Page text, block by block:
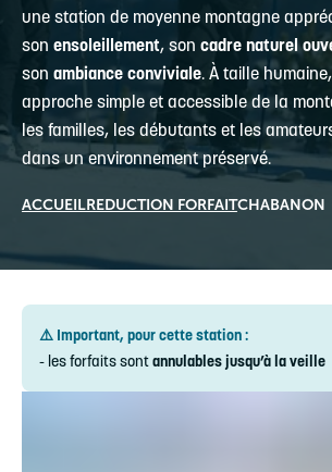
une station de moyenne montagne
son ensoleillement, son cadre naturel
son ambiance conviviale. À taille
approche simple et accessible de la
les familles, les débutants et les
dans un environnement préservé.
ACCUEILREDUCTION FORFAITCHABANON
⚠️ Important, pour cette station :
- les forfaits sontannulables jusqu’à la veille